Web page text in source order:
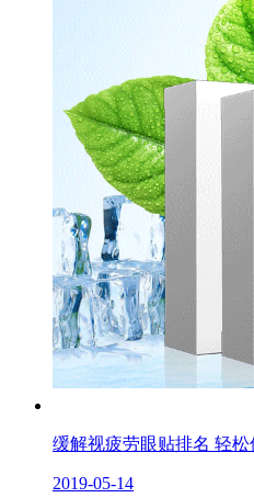
缓解视疲劳眼贴排名 轻
2019-05-14